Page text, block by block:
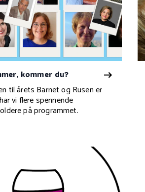
kommer du?
til årets Barnet og Rusen er
vi flere spennende
på programmet.